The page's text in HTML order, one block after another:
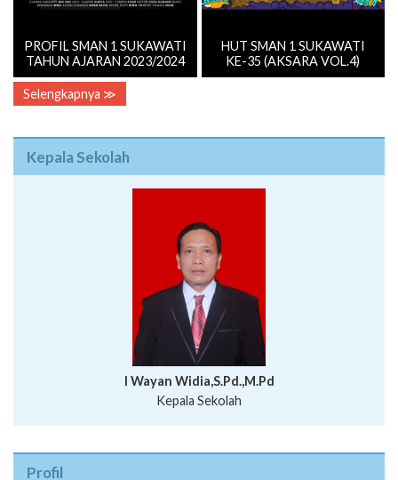
PROFIL SMAN 1 SUKAWATI
TAHUN AJARAN 2023/2024
HUT SMAN 1 SUKAWATI
KE-35 (AKSARA VOL.4)
Selengkapnya ≫
Kepala Sekolah
I Wayan Widia,S.Pd.,M.Pd
Kepala Sekolah
Profil